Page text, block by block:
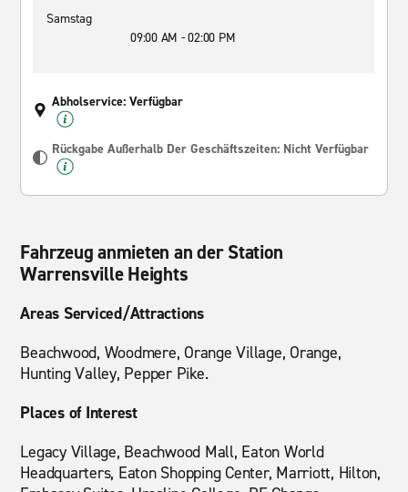
Samstag
09:00 AM - 02:00 PM
Abholservice: Verfügbar
Rückgabe Außerhalb Der Geschäftszeiten: Nicht Verfügbar
Fahrzeug anmieten an der Station
Warrensville Heights
Areas Serviced/Attractions
Beachwood, Woodmere, Orange Village, Orange,
Hunting Valley, Pepper Pike.
Places of Interest
Legacy Village, Beachwood Mall, Eaton World
Headquarters, Eaton Shopping Center, Marriott, Hilton,